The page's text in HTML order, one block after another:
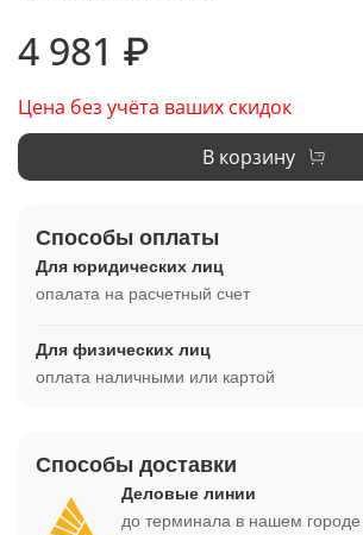
4 981 ₽
Цена без учёта ваших скидок
В корзину
Способы оплаты
Для юридических лиц
опалата на расчетный счет
Для физических лиц
оплата наличными или картой
Способы доставки
Деловые линии
до терминала в нашем городе